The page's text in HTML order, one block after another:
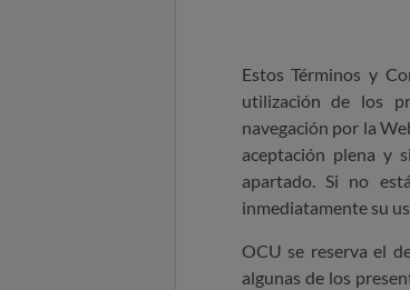
Estos Términos y
utilización de los
navegación por la
aceptación plena y
apartado. Si no
inmediatamente su
OCU se reserva el
algunas de los